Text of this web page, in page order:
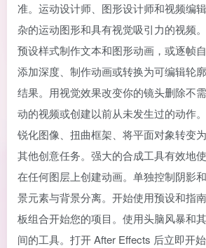
准。运动设计师、图形设计师和视频编
杂的运动图形和具有视觉吸引力的视频
预设样式制作文本和图形动画，或逐帧自
添加深度、制作动画或转换为可编辑轮
结果。用视觉效果改变你的镜头删除不
动的视频或创建以前从未发生过的动作
锐化图像、扭曲框架、将平面对象转变
其他创意任务。强大的合成工具有效地
在任何图层上创建动画。单独控制阴影
景元素与背景分离。开始使用预设和指
板组合开始您的项目。使用头脑风暴和
间的工具。打开 After Effects 后立即开始